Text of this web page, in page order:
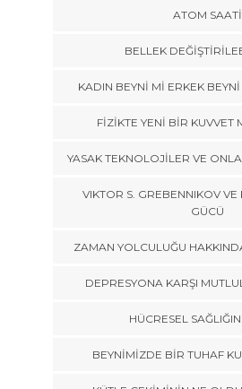
ATOM SAATİ
BELLEK
KADIN BEYNİ Mİ ERKEK
FİZİKTE YENİ BİR KUVVET
YASAK TEKNOLOJİLER VE
VIKTOR S. GREBENNIKOV VE
GÜCÜ
ZAMAN YOLCULUĞU
DEPRESYONA KARŞI
HÜCRESEL
BEYNİMİZDE BİR TUHAF